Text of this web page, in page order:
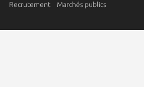
Recrutement
Marchés publics